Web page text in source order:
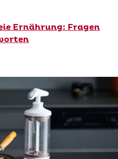
Ernährung: Fragen